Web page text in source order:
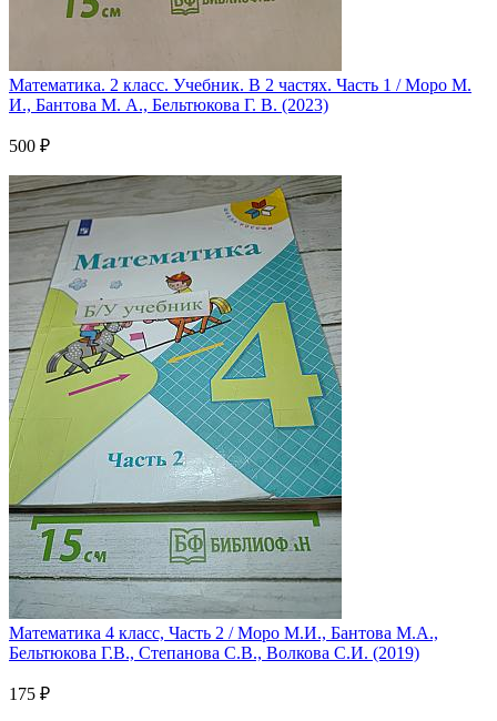
Математика. 2 класс. Учебник. В 2 частях. Часть 1 / Моро М.
И., Бантова М. А., Бельтюкова Г. В. (2023)
500 ₽
Математика 4 класс, Часть 2 / Моро М.И., Бантова М.А.,
Бельтюкова Г.В., Степанова С.В., Волкова С.И. (2019)
175 ₽